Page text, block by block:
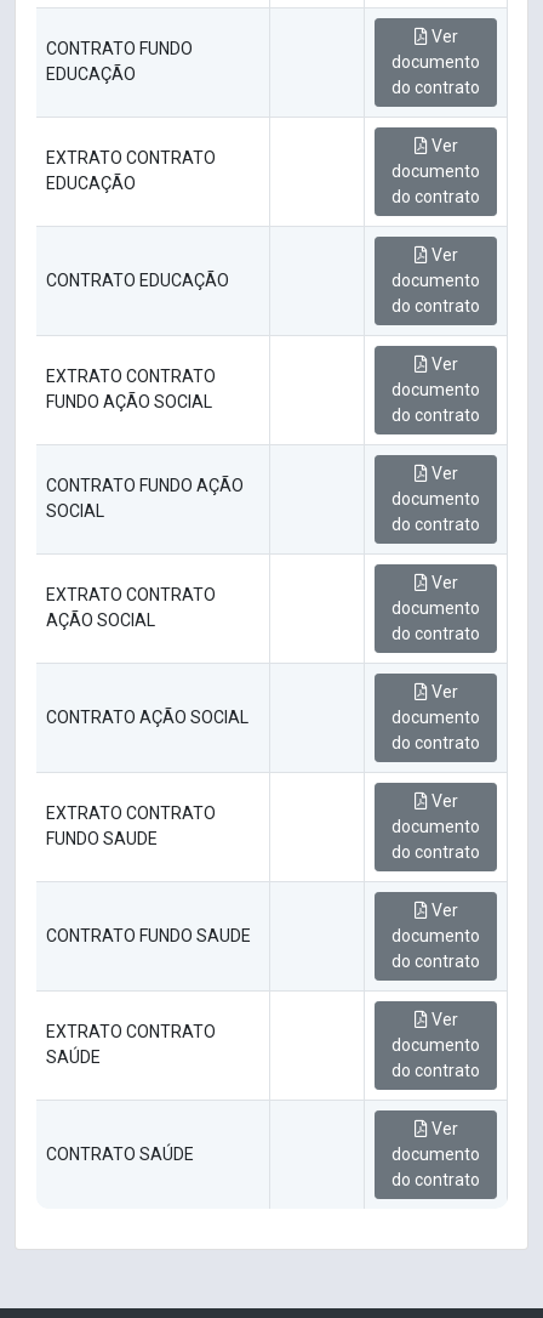
CONTRATO FUNDO
EDUCAÇÃO
Ver
documento
do contrato
EXTRATO CONTRATO
EDUCAÇÃO
Ver
documento
do contrato
CONTRATO EDUCAÇÃO
Ver
documento
do contrato
EXTRATO CONTRATO
FUNDO AÇÃO SOCIAL
Ver
documento
do contrato
CONTRATO FUNDO AÇÃO
SOCIAL
Ver
documento
do contrato
EXTRATO CONTRATO
AÇÃO SOCIAL
Ver
documento
do contrato
CONTRATO AÇÃO SOCIAL
Ver
documento
do contrato
EXTRATO CONTRATO
FUNDO SAUDE
Ver
documento
do contrato
CONTRATO FUNDO SAUDE
Ver
documento
do contrato
EXTRATO CONTRATO
SAÚDE
Ver
documento
do contrato
CONTRATO SAÚDE
Ver
documento
do contrato